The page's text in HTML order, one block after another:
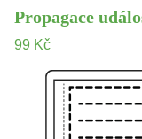
Propagace
99 Kč